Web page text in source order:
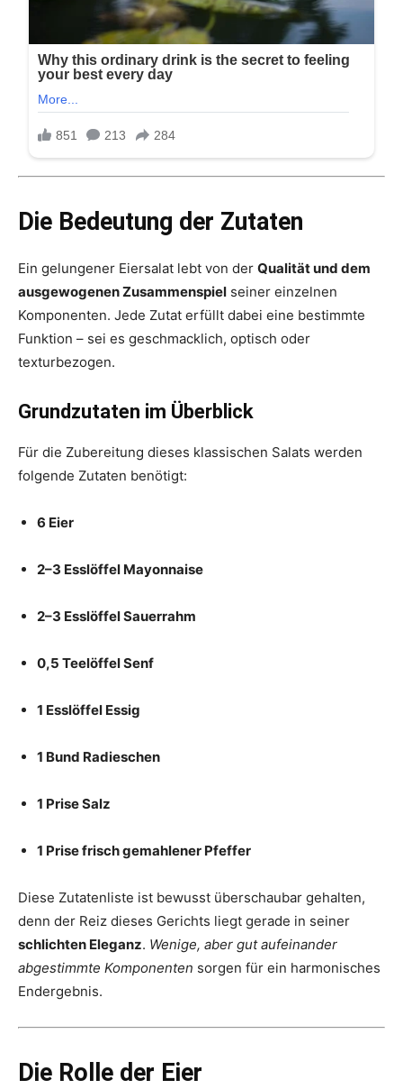
Die Bedeutung der Zutaten
Ein gelungener Eiersalat lebt von der Qualität und dem
ausgewogenen Zusammenspiel seiner einzelnen
Komponenten. Jede Zutat erfüllt dabei eine bestimmte
Funktion – sei es geschmacklich, optisch oder
texturbezogen.
Grundzutaten im Überblick
Für die Zubereitung dieses klassischen Salats werden
folgende Zutaten benötigt:
6 Eier
2–3 Esslöffel Mayonnaise
2–3 Esslöffel Sauerrahm
0,5 Teelöffel Senf
1 Esslöffel Essig
1 Bund Radieschen
1 Prise Salz
1 Prise frisch gemahlener Pfeffer
Diese Zutatenliste ist bewusst überschaubar gehalten,
denn der Reiz dieses Gerichts liegt gerade in seiner
schlichten Eleganz. Wenige, aber gut aufeinander
abgestimmte Komponenten sorgen für ein harmonisches
Endergebnis.
Die Rolle der Eier